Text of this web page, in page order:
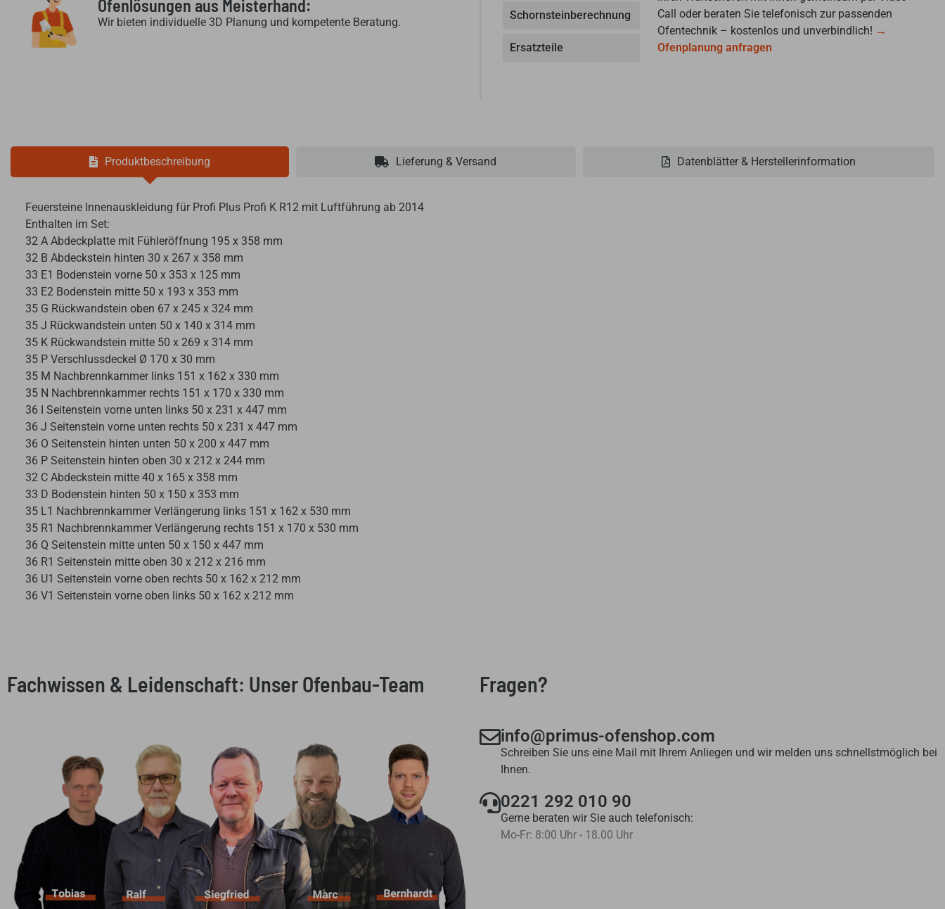
Ofenlösungen aus Meisterhand:
Wir bieten individuelle 3D Planung und kompetente Beratung.
Schornsteinberechnung
Ersatzteile
Call oder beraten Sie telefonisch zur passenden
Ofentechnik – kostenlos und unverbindlich! →
Ofenplanung anfragen
Produktbeschreibung Lieferung & Versand Datenblätter & Herstellerinformation
Feuersteine Innenauskleidung für Profi Plus Profi K R12 mit Luftführung ab 2014
Enthalten im Set:
32 A Abdeckplatte mit Fühleröffnung 195 x 358 mm
32 B Abdeckstein hinten 30 x 267 x 358 mm
33 E1 Bodenstein vorne 50 x 353 x 125 mm
33 E2 Bodenstein mitte 50 x 193 x 353 mm
35 G Rückwandstein oben 67 x 245 x 324 mm
35 J Rückwandstein unten 50 x 140 x 314 mm
35 K Rückwandstein mitte 50 x 269 x 314 mm
35 P Verschlussdeckel Ø 170 x 30 mm
35 M Nachbrennkammer links 151 x 162 x 330 mm
35 N Nachbrennkammer rechts 151 x 170 x 330 mm
36 I Seitenstein vorne unten links 50 x 231 x 447 mm
36 J Seitenstein vorne unten rechts 50 x 231 x 447 mm
36 O Seitenstein hinten unten 50 x 200 x 447 mm
36 P Seitenstein hinten oben 30 x 212 x 244 mm
32 C Abdeckstein mitte 40 x 165 x 358 mm
33 D Bodenstein hinten 50 x 150 x 353 mm
35 L1 Nachbrennkammer Verlängerung links 151 x 162 x 530 mm
35 R1 Nachbrennkammer Verlängerung rechts 151 x 170 x 530 mm
36 Q Seitenstein mitte unten 50 x 150 x 447 mm
36 R1 Seitenstein mitte oben 30 x 212 x 216 mm
36 U1 Seitenstein vorne oben rechts 50 x 162 x 212 mm
36 V1 Seitenstein vorne oben links 50 x 162 x 212 mm
Fachwissen & Leidenschaft: Unser Ofenbau-Team Fragen?
info@primus-ofenshop.com
Schreiben Sie uns eine Mail mit Ihrem Anliegen und wir melden uns schnellstmöglich bei
Ihnen.
0221 292 010 90
Gerne beraten wir Sie auch telefonisch:
Mo-Fr: 8:00 Uhr - 18.00 Uhr